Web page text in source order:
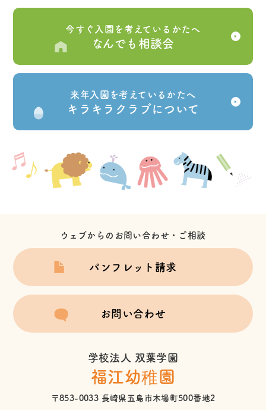
今すぐ入園を考えているかたへ
なんでも相談会
来年入園を考えているかたへ
キラキラクラブについて
ウェブからのお問い合わせ・ご相談
パンフレット請求
お問い合わせ
学校法人 双葉学園
福江幼稚園
〒853-0033 長崎県五島市木場町500番地2